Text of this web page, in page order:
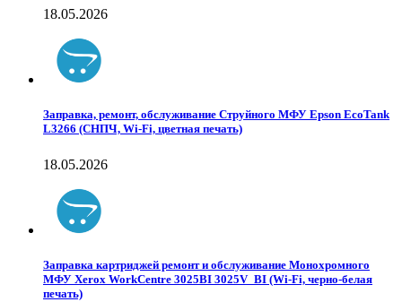
18.05.2026
Заправка, ремонт, обслуживание Струйного МФУ Epson EcoTank
L3266 (СНПЧ, Wi-Fi, цветная печать)
18.05.2026
Заправка картриджей ремонт и обслуживание Монохромного
МФУ Xerox WorkCentre 3025BI 3025V_BI (Wi-Fi, черно-белая
печать)